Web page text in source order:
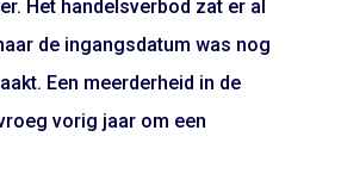
Het handelsverbod zat er al
de ingangsdatum was nog
Een meerderheid in de
vorig jaar om een